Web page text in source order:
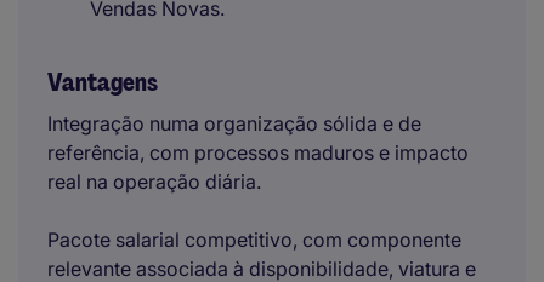
Vendas Novas.
Vantagens
Integração numa organização sólida e de
referência, com processos maduros e impacto
real na operação diária.
Pacote salarial competitivo, com componente
relevante associada à disponibilidade, viatura e